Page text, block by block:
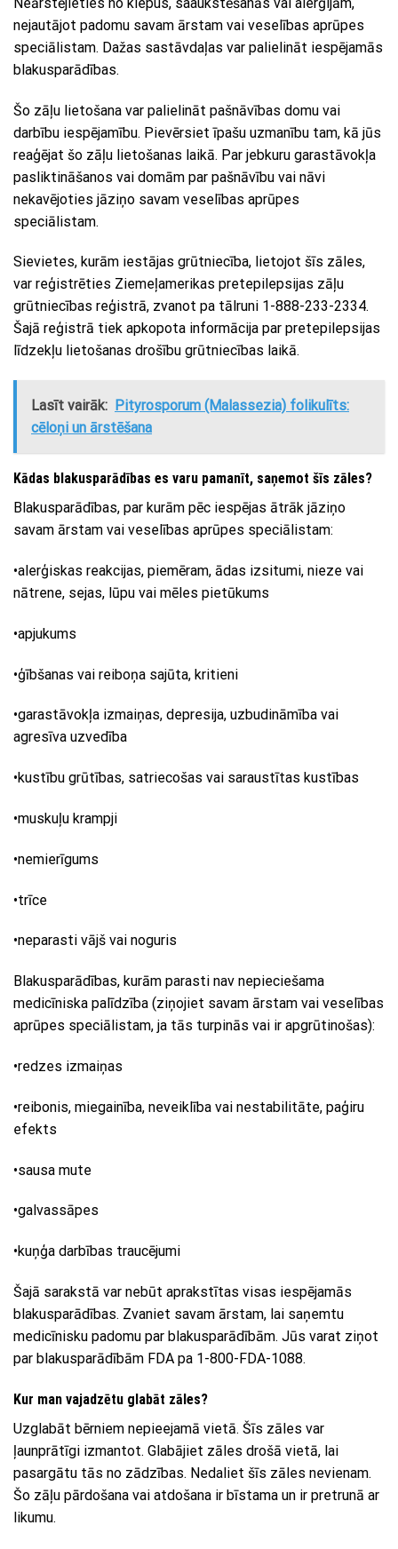
nejautājot padomu savam ārstam vai veselības aprūpes
speciālistam. Dažas sastāvdaļas var palielināt iespējamās
blakusparādības.
Šo zāļu lietošana var palielināt pašnāvības domu vai
darbību iespējamību. Pievērsiet īpašu uzmanību tam, kā jūs
reaģējat šo zāļu lietošanas laikā. Par jebkuru garastāvokļa
pasliktināšanos vai domām par pašnāvību vai nāvi
nekavējoties jāziņo savam veselības aprūpes
speciālistam.
Sievietes, kurām iestājas grūtniecība, lietojot šīs zāles,
var reģistrēties Ziemeļamerikas pretepilepsijas zāļu
grūtniecības reģistrā, zvanot pa tālruni 1-888-233-2334.
Šajā reģistrā tiek apkopota informācija par pretepilepsijas
līdzekļu lietošanas drošību grūtniecības laikā.
Lasīt vairāk: Pityrosporum (Malassezia) folikulīts:
cēloņi un ārstēšana
Kādas blakusparādības es varu pamanīt, saņemot šīs zāles?
Blakusparādības, par kurām pēc iespējas ātrāk jāziņo
savam ārstam vai veselības aprūpes speciālistam:
•alerģiskas reakcijas, piemēram, ādas izsitumi, nieze vai
nātrene, sejas, lūpu vai mēles pietūkums
•apjukums
•ģībšanas vai reiboņa sajūta, kritieni
•garastāvokļa izmaiņas, depresija, uzbudināmība vai
agresīva uzvedība
•kustību grūtības, satriecošas vai saraustītas kustības
•muskuļu krampji
•nemierīgums
•trīce
•neparasti vājš vai noguris
Blakusparādības, kurām parasti nav nepieciešama
medicīniska palīdzība (ziņojiet savam ārstam vai veselības
aprūpes speciālistam, ja tās turpinās vai ir apgrūtinošas):
•redzes izmaiņas
•reibonis, miegainība, neveiklība vai nestabilitāte, paģiru
efekts
•sausa mute
•galvassāpes
•kuņģa darbības traucējumi
Šajā sarakstā var nebūt aprakstītas visas iespējamās
blakusparādības. Zvaniet savam ārstam, lai saņemtu
medicīnisku padomu par blakusparādībām. Jūs varat ziņot
par blakusparādībām FDA pa 1-800-FDA-1088.
Kur man vajadzētu glabāt zāles?
Uzglabāt bērniem nepieejamā vietā. Šīs zāles var
ļaunprātīgi izmantot. Glabājiet zāles drošā vietā, lai
pasargātu tās no zādzības. Nedaliet šīs zāles nevienam.
Šo zāļu pārdošana vai atdošana ir bīstama un ir pretrunā ar
likumu.